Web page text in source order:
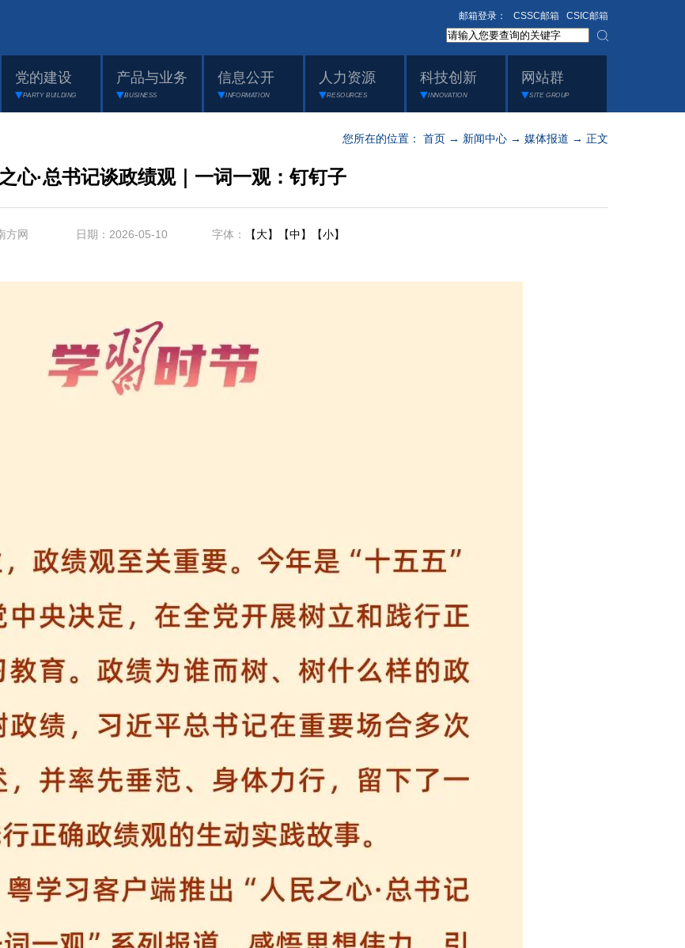
邮箱登录： CSSC邮箱 CSIC邮箱
党的建设
PARTY BUILDING
产品与业务
BUSINESS
信息公开
INFORMATION
人力资源
RESOURCES
科技创新
INNOVATION
网站群
SITE GROUP
您所在的位置： 首页 → 新闻中心 → 媒体报道 → 正文
心·总书记谈政绩观｜一词一观：钉钉子
南方网 日期：2026-05-10 字体： 【大】 【中】 【小】